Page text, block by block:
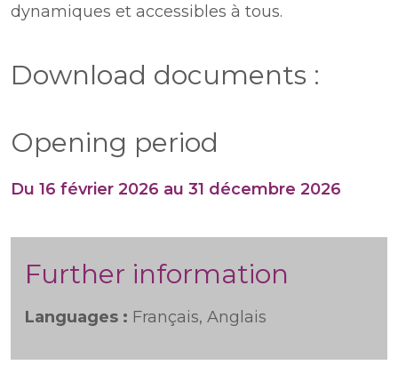
dynamiques et accessibles à tous.
Download documents :
Opening period
Du 16 février 2026 au 31 décembre 2026
Further information
Languages : Français, Anglais